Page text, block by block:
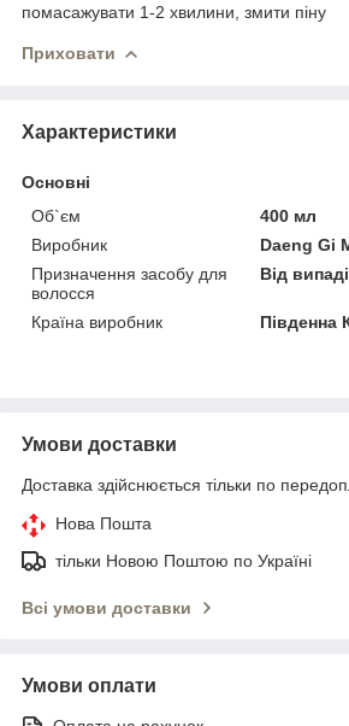
помасажувати 1-2 хвилини, змити піну
Приховати
Характеристики
Основні
Об`єм
400 мл
Виробник
Daeng Gi
Призначення засобу для
волосся
Від
Країна виробник Південна
Умови доставки
Доставка здійснюється тільки по
Нова Пошта
тільки Новою Поштою по Україні
Всі умови доставки
Умови оплати